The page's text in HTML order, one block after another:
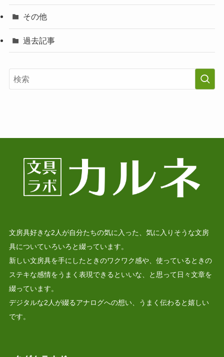
その他
過去記事
文房具好きな2人が自分たちの気に入った、気に入りそうな文房
具についていろいろと綴っています。
新しい文房具を手にしたときのワクワク感や、使っているときの
ステキな感情をうまく表現できるといいな、と思って日々文章を
綴っています。
デジタルな2人が綴るアナログへの想い、うまく伝わると嬉しい
です。